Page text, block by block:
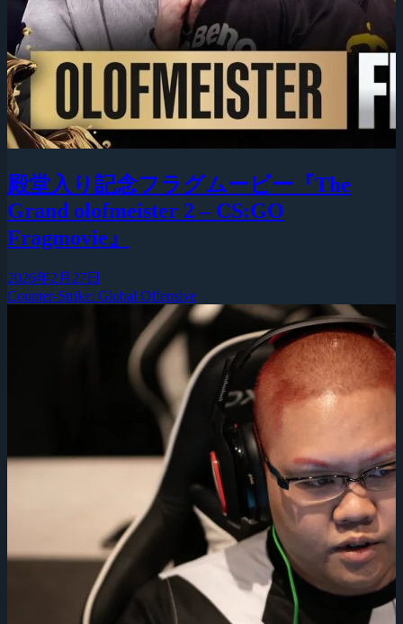
殿堂入り記念フラグムービー『The
Grand olofmeister 2 – CS:GO
Fragmovie』
2026年2月27日
Counter-Strike: Global Offensive